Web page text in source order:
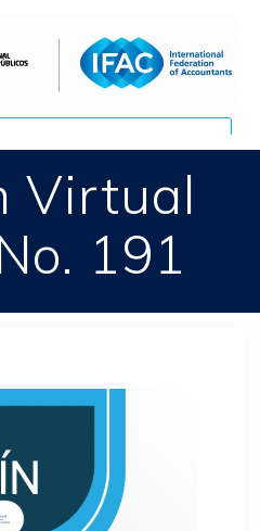
content
Virtual
191